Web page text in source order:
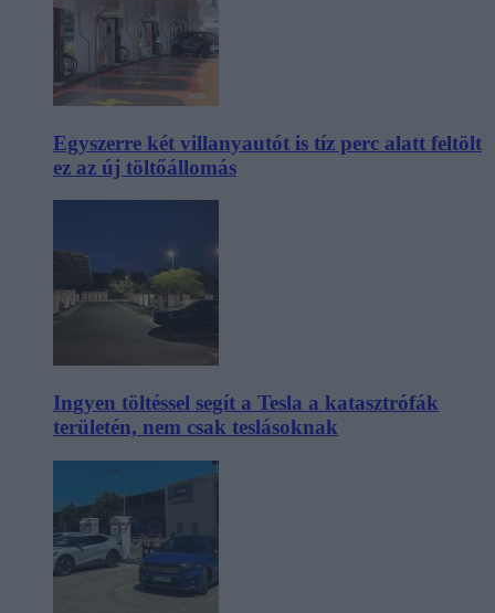
Egyszerre két villanyautót is tíz perc alatt feltölt
ez az új töltőállomás
Ingyen töltéssel segít a Tesla a katasztrófák
területén, nem csak teslásoknak